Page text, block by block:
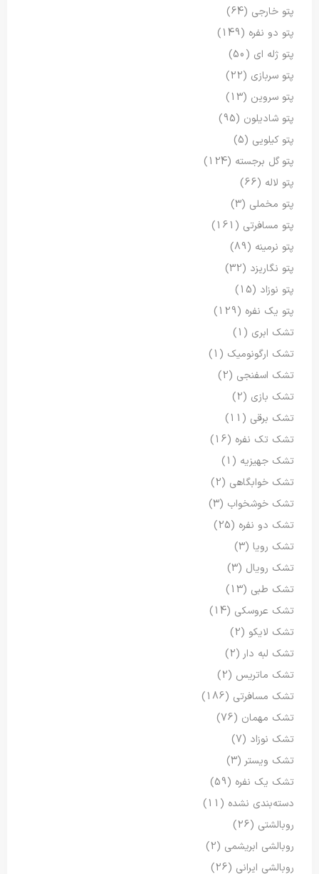
پتو خارجی (64)
پتو دو نفره (149)
پتو ژله ای (50)
پتو سربازی (22)
پتو سروین (13)
پتو شادیلون (95)
پتو کیلویی (5)
پتو گل برجسته (124)
پتو لاله (66)
پتو مخملی (3)
پتو مسافرتی (161)
پتو نرمینه (89)
پتو نگاریزد (32)
پتو نوزاد (15)
پتو یک نفره (129)
تشک ابری (1)
تشک ارگونومیک (1)
تشک اسفنجی (2)
تشک بازی (2)
تشک برقی (11)
تشک تک نفره (16)
تشک جهیزیه (1)
تشک خوابگاهی (2)
تشک خوشخواب (3)
تشک دو نفره (25)
تشک رویا (3)
تشک رویال (3)
تشک طبی (13)
تشک عروسکی (14)
تشک لایکو (2)
تشک لبه دار (2)
تشک ماتریس (2)
تشک مسافرتی (186)
تشک مهمان (76)
تشک نوزاد (7)
تشک ویستر (3)
تشک یک نفره (59)
دسته‌بندی نشده (11)
روبالشتی (26)
روبالشی ابریشمی (2)
روبالشی ایرانی (26)